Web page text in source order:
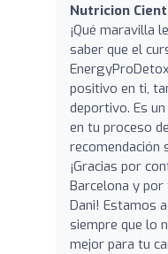
Nutricion
¡Qué maravilla
saber que el
positivo en ti,
deportivo. Es
en tu proceso
recomendación
¡Gracias por
Barcelona y
Dani! Estamos
siempre que lo
mejor para tu